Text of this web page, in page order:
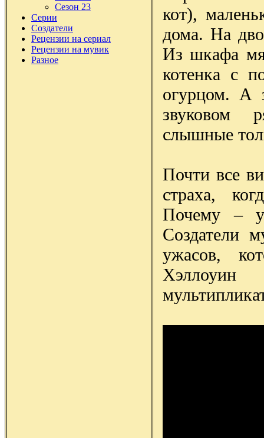
Сезон 23
Серии
Создатели
Рецензии на сериал
Рецензии на мувик
Разное
кот),
дома. На
Из шкафа
котенка с
огурцом. А
звуковом
слышные
Почти все
страха,
Почему –
Создатели
ужасов,